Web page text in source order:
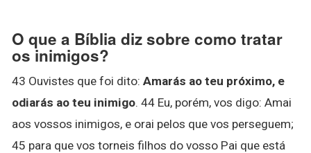
O que a Bíblia diz sobre como tratar
os inimigos?
43 Ouvistes que foi dito: Amarás ao teu próximo, e
odiarás ao teu inimigo. 44 Eu, porém, vos digo: Amai
aos vossos inimigos, e orai pelos que vos perseguem;
45 para que vos torneis filhos do vosso Pai que está